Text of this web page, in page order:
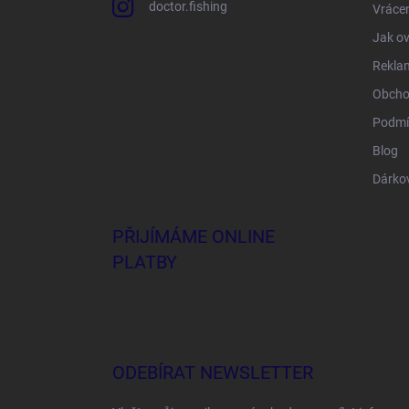
doctor.fishing
Jak
Blog
PŘIJÍMÁME ONLINE
PLATBY
ODEBÍRAT NEWSLETTER